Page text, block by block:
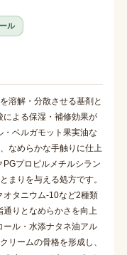
ル
溶解・分散させる基剤と
による保湿・補修効果が
ベルガモット果実油な
なめらかな手触りに仕上
プロピルメチルシラン
まりを与える処方です。
オタニウム-10など2種類
りとなめらかさを向上
ール・水添ナタネ油アル
リームの骨格を形成し、